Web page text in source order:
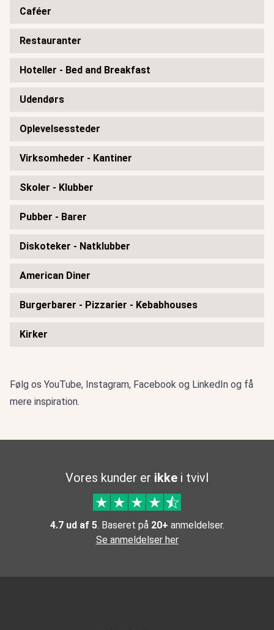
Caféer
Restauranter
Hoteller - Bed and Breakfast
Udendørs
Oplevelsessteder
Virksomheder - Kantiner
Skoler - Klubber
Pubber - Barer
Diskoteker - Natklubber
American Diner
Burgerbarer - Pizzarier - Kebabhouses
Kirker
Følg os YouTube, Instagram, Facebook og LinkedIn og få
mere inspiration.
Vores kunder er ikke i tvivl
4.7 ud af 5. Baseret på 20+ anmeldelser.
Se anmeldelser her